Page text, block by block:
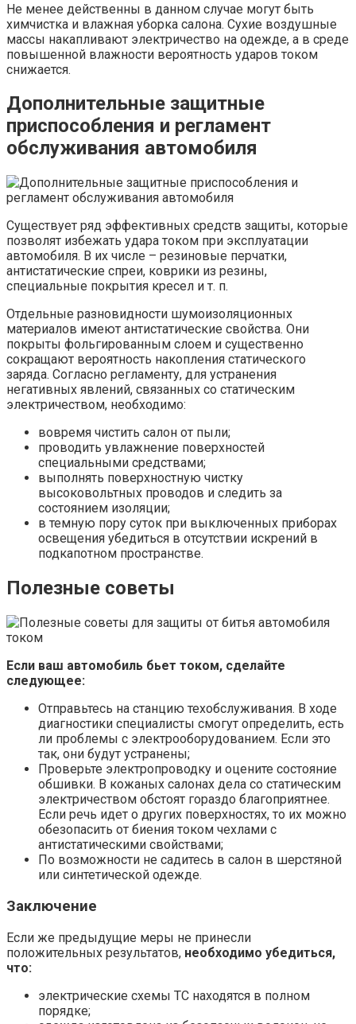
Не менее действенны в данном случае могут быть
химчистка и влажная уборка салона. Сухие воздушные
массы накапливают электричество на одежде, а в среде
повышенной влажности вероятность ударов током
снижается.
Дополнительные защитные
приспособления и регламент
обслуживания автомобиля
Существует ряд эффективных средств защиты, которые
позволят избежать удара током при эксплуатации
автомобиля. В их числе – резиновые перчатки,
антистатические спреи, коврики из резины,
специальные покрытия кресел и т. п.
Отдельные разновидности шумоизоляционных
материалов имеют антистатические свойства. Они
покрыты фольгированным слоем и существенно
сокращают вероятность накопления статического
заряда. Согласно регламенту, для устранения
негативных явлений, связанных со статическим
электричеством, необходимо:
вовремя чистить салон от пыли;
проводить увлажнение поверхностей
специальными средствами;
выполнять поверхностную чистку
высоковольтных проводов и следить за
состоянием изоляции;
в темную пору суток при выключенных приборах
освещения убедиться в отсутствии искрений в
подкапотном пространстве.
Полезные советы
Если ваш автомобиль бьет током, сделайте
следующее:
Отправьтесь на станцию техобслуживания. В ходе
диагностики специалисты смогут определить, есть
ли проблемы с электрооборудованием. Если это
так, они будут устранены;
Проверьте электропроводку и оцените состояние
обшивки. В кожаных салонах дела со статическим
электричеством обстоят гораздо благоприятнее.
Если речь идет о других поверхностях, то их можно
обезопасить от биения током чехлами с
антистатическими свойствами;
По возможности не садитесь в салон в шерстяной
или синтетической одежде.
Заключение
Если же предыдущие меры не принесли
положительных результатов, необходимо убедиться,
что:
электрические схемы ТС находятся в полном
порядке;